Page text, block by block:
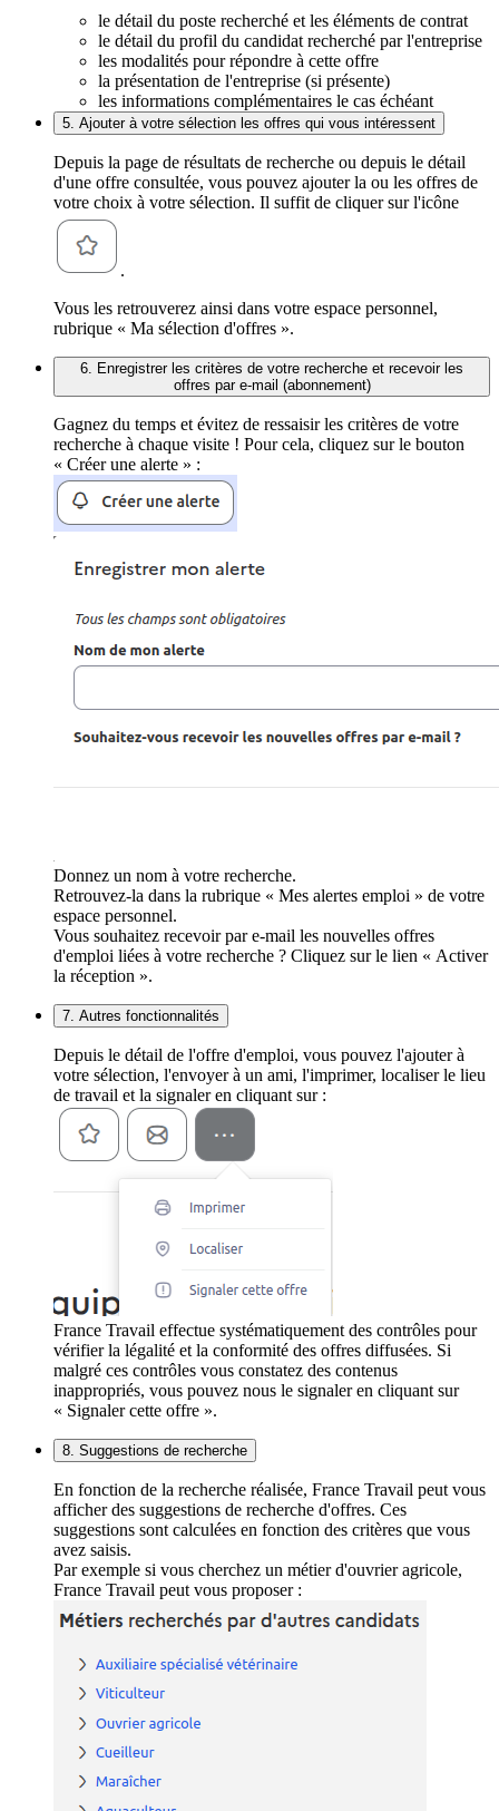
le détail du poste recherché et les éléments de contrat
le détail du profil du candidat recherché par l'entreprise
les modalités pour répondre à cette offre
la présentation de l'entreprise (si présente)
les informations complémentaires le cas échéant
5. Ajouter à votre sélection les offres qui vous intéressent
Depuis la page de résultats de recherche ou depuis le détail
d'une offre consultée, vous pouvez ajouter la ou les offres de
votre choix à votre sélection. Il suffit de cliquer sur l'icône
.
Vous les retrouverez ainsi dans votre espace personnel,
rubrique « Ma sélection d'offres ».
6. Enregistrer les critères de votre recherche et recevoir les
offres par e-mail (abonnement)
Gagnez du temps et évitez de ressaisir les critères de votre
recherche à chaque visite ! Pour cela, cliquez sur le bouton
« Créer une alerte » :
Donnez un nom à votre recherche.
Retrouvez-la dans la rubrique « Mes alertes emploi » de votre
espace personnel.
Vous souhaitez recevoir par e-mail les nouvelles offres
d'emploi liées à votre recherche ? Cliquez sur le lien « Activer
la réception ».
7. Autres fonctionnalités
Depuis le détail de l'offre d'emploi, vous pouvez l'ajouter à
votre sélection, l'envoyer à un ami, l'imprimer, localiser le lieu
de travail et la signaler en cliquant sur :
France Travail effectue systématiquement des contrôles pour
vérifier la légalité et la conformité des offres diffusées. Si
malgré ces contrôles vous constatez des contenus
inappropriés, vous pouvez nous le signaler en cliquant sur
« Signaler cette offre ».
8. Suggestions de recherche
En fonction de la recherche réalisée, France Travail peut vous
afficher des suggestions de recherche d'offres. Ces
suggestions sont calculées en fonction des critères que vous
avez saisis.
Par exemple si vous cherchez un métier d'ouvrier agricole,
France Travail peut vous proposer :